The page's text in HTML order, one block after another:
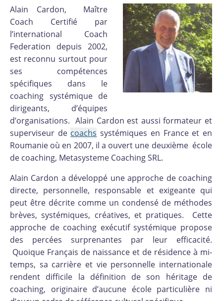
Alain Cardon, Maître
Coach Certifié par
l’international Coach
Federation depuis 2002,
est reconnu surtout pour
ses compétences
spécifiques dans le
coaching systémique de
dirigeants, d’équipes
d’organisations. Alain Cardon est aussi formateur et
superviseur de coachs systémiques en France et en
Roumanie où en 2007, il a ouvert une deuxième école
de coaching, Metasysteme Coaching SRL.
Alain Cardon a développé une approche de coaching
directe, personnelle, responsable et exigeante qui
peut être décrite comme un condensé de méthodes
brèves, systémiques, créatives, et pratiques. Cette
approche de coaching exécutif systémique propose
des percées surprenantes par leur efficacité.
Quoique Français de naissance et de résidence à mi-
temps, sa carrière et vie personnelle internationale
rendent difficile la définition de son héritage de
coaching, originaire d’aucune école particulière ni